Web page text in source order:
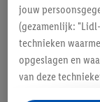
Onze
Van de
jouw
(gezamenlijk:
technieken
opgeslagen en
van deze